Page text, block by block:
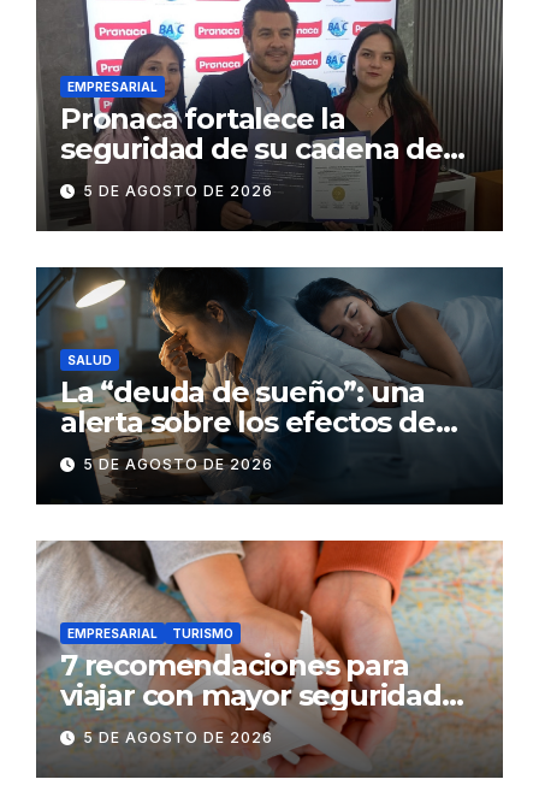
EMPRESARIAL
Pronaca fortalece la
seguridad de su cadena de
suministro con certificación
BASC en dos plantas
5 DE AGOSTO DE 2026
SALUD
La “deuda de sueño”: una
alerta sobre los efectos de
dormir mal en la salud física y
mental
5 DE AGOSTO DE 2026
EMPRESARIAL TURISMO
7 recomendaciones para
viajar con mayor seguridad
dentro y fuera del Ecuador
5 DE AGOSTO DE 2026